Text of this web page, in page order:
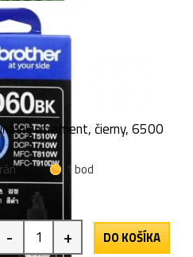
atrament, čierny, 6500
1 bod
- + DO KOŠÍKA